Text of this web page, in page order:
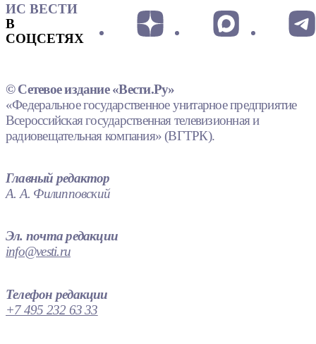
ИС ВЕСТИ
В
СОЦСЕТЯХ
© Сетевое издание «Вести.Ру»
«Федеральное государственное унитарное предприятие
Всероссийская государственная телевизионная и
радиовещательная компания» (ВГТРК).
Главный редактор
А. А. Филипповский
Эл. почта редакции
info@vesti.ru
Телефон редакции
+7 495 232 63 33